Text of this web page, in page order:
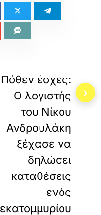
Πόθεν έσχες:
Ο λογιστής
του Νίκου
Ανδρουλάκη
ξέχασε να
δηλώσει
καταθέσεις
ενός
εκατομμυρίου
›